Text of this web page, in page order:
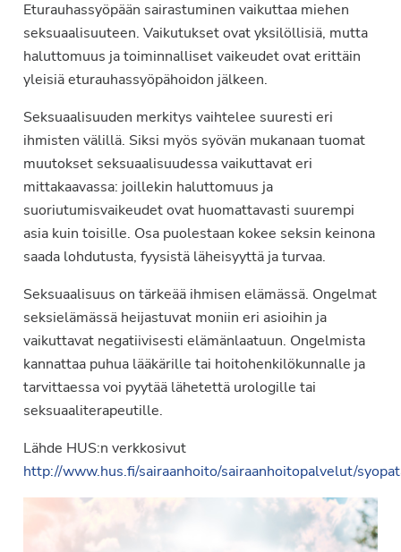
Eturauhassyöpään sairastuminen vaikuttaa miehen
seksuaalisuuteen. Vaikutukset ovat yksilöllisiä, mutta
haluttomuus ja toiminnalliset vaikeudet ovat erittäin
yleisiä eturauhassyöpähoidon jälkeen.
Seksuaalisuuden merkitys vaihtelee suuresti eri
ihmisten välillä. Siksi myös syövän mukanaan tuomat
muutokset seksuaalisuudessa vaikuttavat eri
mittakaavassa: joillekin haluttomuus ja
suoriutumisvaikeudet ovat huomattavasti suurempi
asia kuin toisille. Osa puolestaan kokee seksin keinona
saada lohdutusta, fyysistä läheisyyttä ja turvaa.
Seksuaalisuus on tärkeää ihmisen elämässä. Ongelmat
seksielämässä heijastuvat moniin eri asioihin ja
vaikuttavat negatiivisesti elämänlaatuun. Ongelmista
kannattaa puhua lääkärille tai hoitohenkilökunnalle ja
tarvittaessa voi pyytää lähetettä urologille tai
seksuaaliterapeutille.
Lähde HUS:n verkkosivut
http://www.hus.fi/sairaanhoito/sairaanhoitopalvelut/